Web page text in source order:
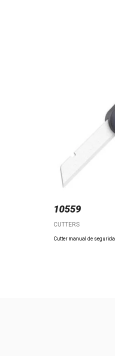
10559
CUTTERS
Cutter manual de